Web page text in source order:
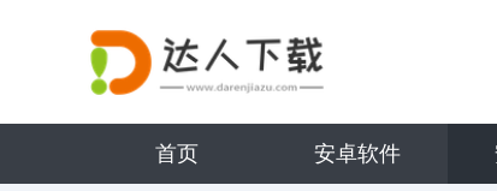
首页 安卓软件